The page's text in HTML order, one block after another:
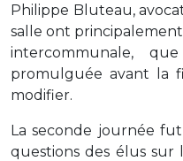
Philippe Bluteau,
salle ont
intercommunale,
promulguée avant la
modifier.
La seconde journée
questions des élus sur